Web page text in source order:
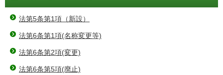
法第5条第1項（新設）
法第6条第1項(名称変更等)
法第6条第2項(変更)
法第6条第5項(廃止)